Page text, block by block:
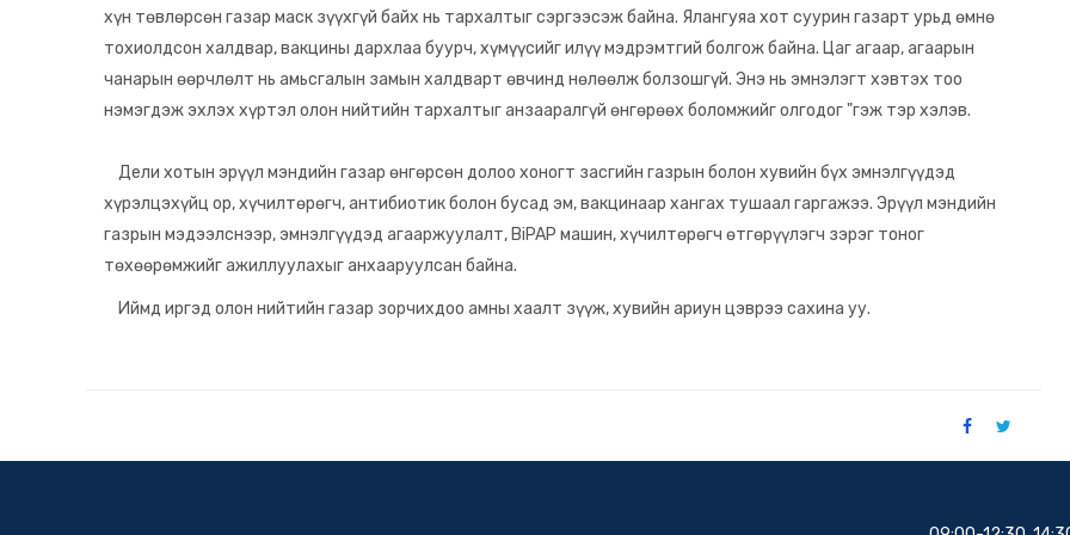
хүн төвлөрсөн газар маск зүүхгүй байх нь тархалтыг сэргээсэж байна. Ялангуяа хот суурин газарт урьд өмнө
тохиолдсон халдвар, вакцины дархлаа буурч, хүмүүсийг илүү мэдрэмтгий болгож байна. Цаг агаар, агаарын
чанарын өөрчлөлт нь амьсгалын замын халдварт өвчинд нөлөөлж болзошгүй. Энэ нь эмнэлэгт хэвтэх тоо
нэмэгдэж эхлэх хүртэл олон нийтийн тархалтыг анзааралгүй өнгөрөөх боломжийг олгодог "гэж тэр хэлэв.
Дели хотын эрүүл мэндийн газар өнгөрсөн долоо хоногт засгийн газрын болон хувийн бүх эмнэлгүүдэд
хүрэлцэхүйц ор, хүчилтөрөгч, антибиотик болон бусад эм, вакцинаар хангах тушаал гаргажээ. Эрүүл мэндийн
газрын мэдээлснээр, эмнэлгүүдэд агааржуулалт, BiPAP машин, хүчилтөрөгч өтгөрүүлэгч зэрэг тоног
төхөөрөмжийг ажиллуулахыг анхааруулсан байна.
Иймд иргэд олон нийтийн газар зорчихдоо амны хаалт зүүж, хувийн ариун цэврээ сахина уу.